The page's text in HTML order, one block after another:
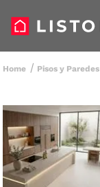
Pisos y Paredes